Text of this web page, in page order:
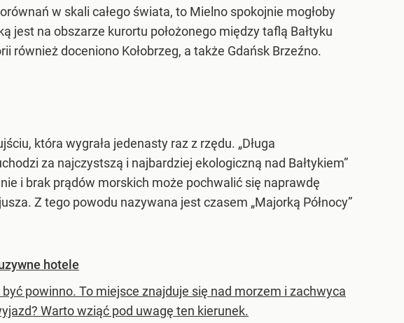
w skali całego świata, to Mielno spokojnie mogłoby
jest na obszarze kurortu położonego między taflą Bałtyku
również doceniono Kołobrzeg, a także Gdańsk Brzeźno.
która wygrała jedenasty raz z rzędu. „Długa
za najczystszą i najbardziej ekologiczną nad Bałtykiem”
i brak prądów morskich może pochwalić się naprawdę
Z tego powodu nazywana jest czasem „Majorką Północy”
hotele
być powinno. To miejsce znajduje się nad morzem i zachwyca
Warto wziąć pod uwagę ten kierunek.